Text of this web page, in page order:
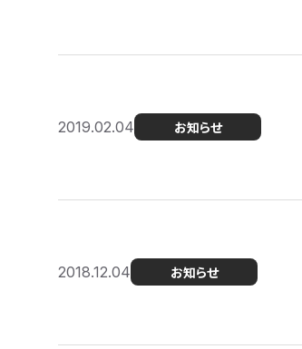
2019.02.04 お知らせ
2018.12.04 お知らせ